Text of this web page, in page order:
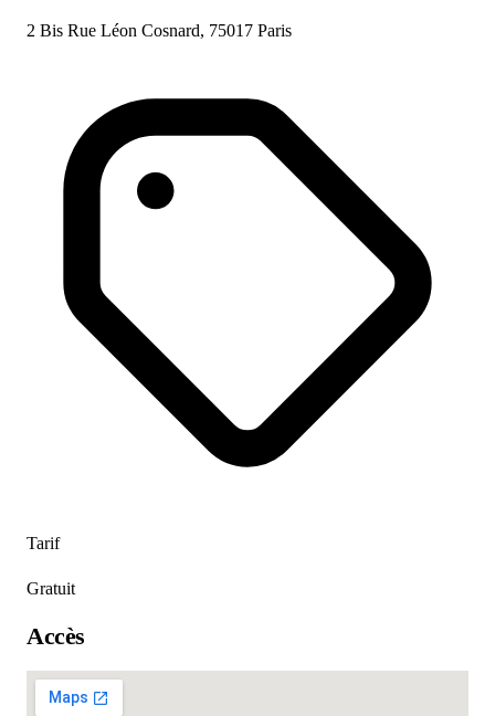
2 Bis Rue Léon Cosnard, 75017 Paris
Tarif
Gratuit
Accès